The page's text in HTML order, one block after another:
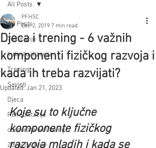
All Posts
Testiranje
Individualizacija
Trening
Savjeti
Djeca
Rehabilitacija
corporate wellbeing
Zdravlje žene
All Posts
Djeca i trening - 6 važnih
komponenti fizičkog razvoja i
kada ih treba razvijati?
PFHSC
Dec 2, 2019 7 min read
Updated:Jan 21, 2023
Koje su to ključne
komponente fizičkog
razvoja mladih i kada se